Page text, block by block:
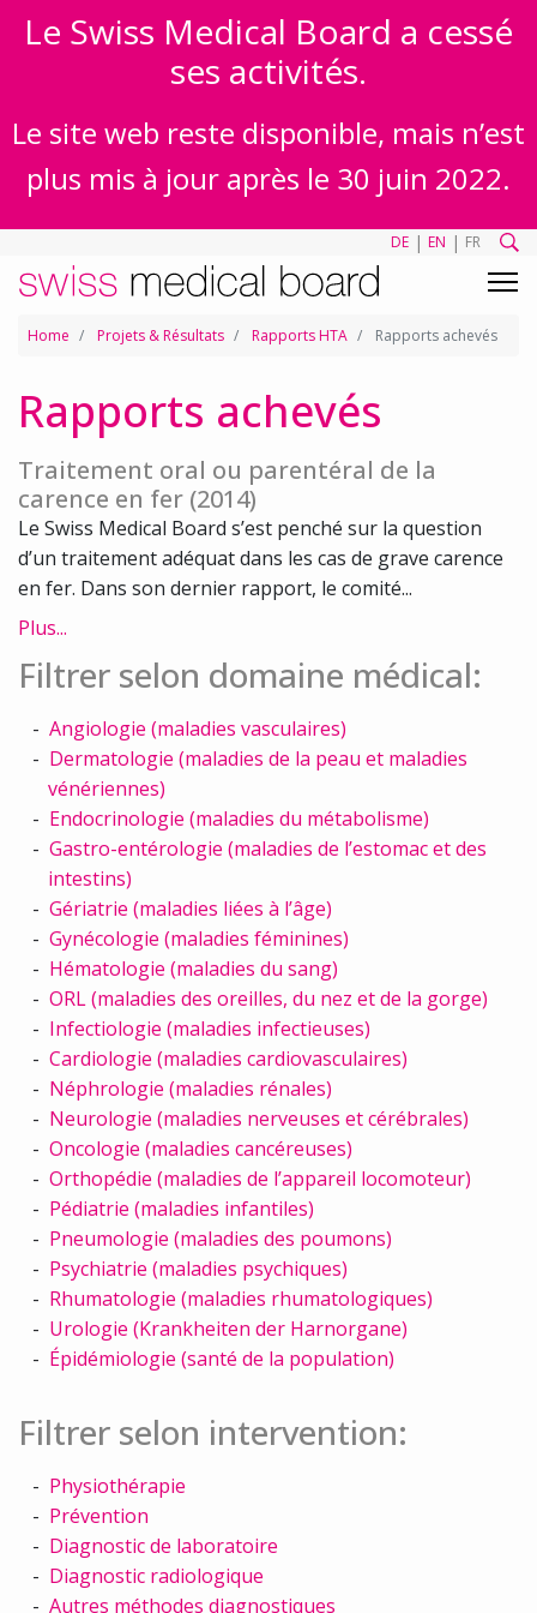
Le Swiss Medical Board a cessé
ses activités.
Le site web reste disponible, mais n’est
plus mis à jour après le 30 juin 2022.
DE | EN | FR
Home Projets & Résultats Rapports HTA Rapports achevés
Rapports achevés
Traitement oral ou parentéral de la
carence en fer (2014)
Le Swiss Medical Board s’est penché sur la question
d’un traitement adéquat dans les cas de grave carence
en fer. Dans son dernier rapport, le comité...
Plus...
Filtrer selon domaine médical:
Angiologie (maladies vasculaires)
Dermatologie (maladies de la peau et maladies
vénériennes)
Endocrinologie (maladies du métabolisme)
Gastro-entérologie (maladies de l’estomac et des
intestins)
Gériatrie (maladies liées à l’âge)
Gynécologie (maladies féminines)
Hématologie (maladies du sang)
ORL (maladies des oreilles, du nez et de la gorge)
Infectiologie (maladies infectieuses)
Cardiologie (maladies cardiovasculaires)
Néphrologie (maladies rénales)
Neurologie (maladies nerveuses et cérébrales)
Oncologie (maladies cancéreuses)
Orthopédie (maladies de l’appareil locomoteur)
Pédiatrie (maladies infantiles)
Pneumologie (maladies des poumons)
Psychiatrie (maladies psychiques)
Rhumatologie (maladies rhumatologiques)
Urologie (Krankheiten der Harnorgane)
Épidémiologie (santé de la population)
Filtrer selon intervention:
Physiothérapie
Prévention
Diagnostic de laboratoire
Diagnostic radiologique
Autres méthodes diagnostiques